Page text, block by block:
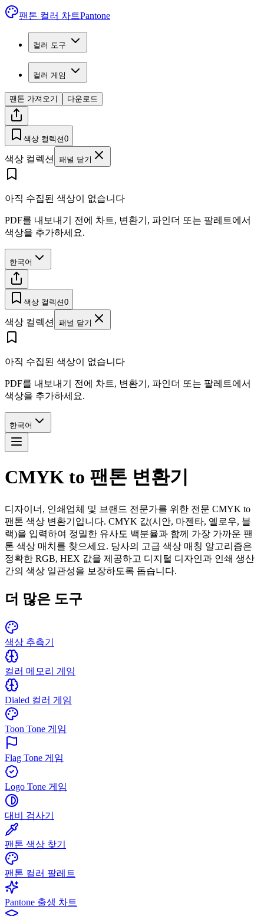
팬톤 컬러 차트Pantone
컬러 도구
컬러 게임
팬톤 가져오기 다운로드
색상 컬렉션0
색상 컬렉션 패널 닫기
아직 수집된 색상이 없습니다
PDF를 내보내기 전에 차트, 변환기, 파인더 또는 팔레트에서
색상을 추가하세요.
한국어
색상 컬렉션0
색상 컬렉션 패널 닫기
아직 수집된 색상이 없습니다
PDF를 내보내기 전에 차트, 변환기, 파인더 또는 팔레트에서
색상을 추가하세요.
한국어
CMYK to 팬톤 변환기
디자이너, 인쇄업체 및 브랜드 전문가를 위한 전문 CMYK to
팬톤 색상 변환기입니다. CMYK 값(시안, 마젠타, 옐로우, 블
랙)을 입력하여 정밀한 유사도 백분율과 함께 가장 가까운 팬
톤 색상 매치를 찾으세요. 당사의 고급 색상 매칭 알고리즘은
정확한 RGB, HEX 값을 제공하고 디지털 디자인과 인쇄 생산
간의 색상 일관성을 보장하도록 돕습니다.
더 많은 도구
색상 추측기
컬러 메모리 게임
Dialed 컬러 게임
Toon Tone 게임
Flag Tone 게임
Logo Tone 게임
대비 검사기
팬톤 색상 찾기
팬톤 컬러 팔레트
Pantone 출생 차트